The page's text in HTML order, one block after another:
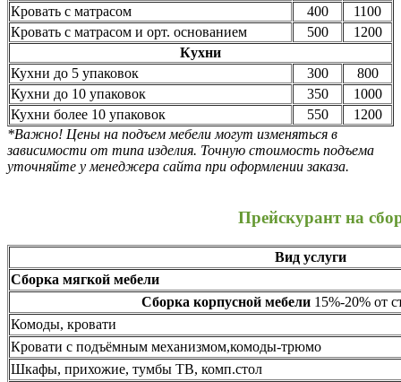
Кровать с матрасом
400
1100
Кровать с матрасом и орт. основанием
500
1200
Кухни
Кухни до 5 упаковок
300
800
Кухни до 10 упаковок
350
1000
Кухни более 10 упаковок
550
1200
*Важно! Цены на подъем мебели могут изменяться в
зависимости от типа изделия. Точную стоимость подъема
уточняйте у менеджера сайта при оформлении заказа.
Прейскурант на
Вид услуги
Сборка мягкой мебели
Сборка корпусной мебели15%-20% от
Комоды, кровати
Кровати с подъёмным механизмом,комоды-трюмо
Шкафы, прихожие, тумбы ТВ, комп.стол